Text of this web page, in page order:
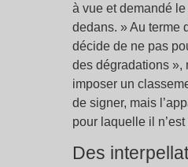
à vue et demandé
dedans. » Au terme
décide de ne pas
des dégradations »,
imposer un
de signer, mais
pour laquelle il
Des